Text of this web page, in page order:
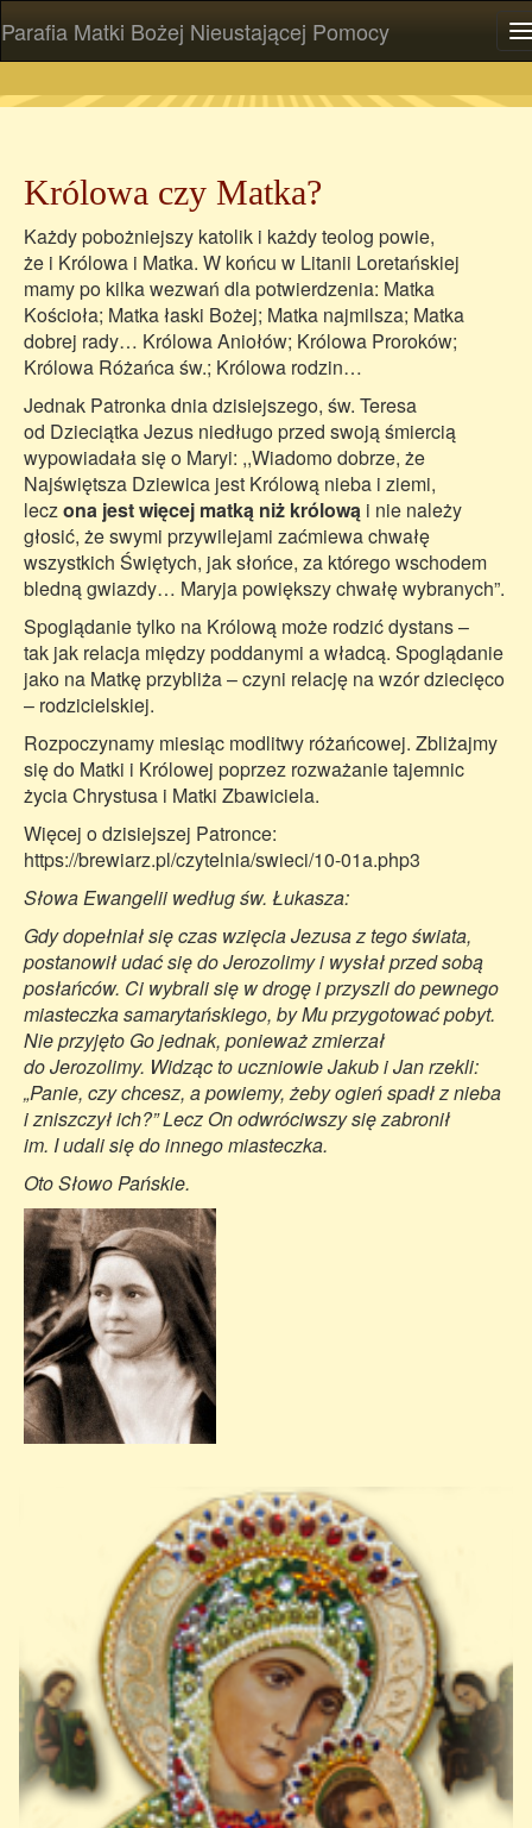
Parafia Matki Bożej Nieustającej Pomocy
Królowa czy Matka?
Każdy pobożniejszy katolik i każdy teolog powie,
że i Królowa i Matka. W końcu w Litanii Loretańskiej
mamy po kilka wezwań dla potwierdzenia: Matka
Kościoła; Matka łaski Bożej; Matka najmilsza; Matka
dobrej rady… Królowa Aniołów; Królowa Proroków;
Królowa Różańca św.; Królowa rodzin…
Jednak Patronka dnia dzisiejszego, św. Teresa
od Dzieciątka Jezus niedługo przed swoją śmiercią
wypowiadała się o Maryi: ,,Wiadomo dobrze, że
Najświętsza Dziewica jest Królową nieba i ziemi,
leczona jest więcej matką niż królową i nie należy
głosić, że swymi przywilejami zaćmiewa chwałę
wszystkich Świętych, jak słońce, za którego wschodem
bledną gwiazdy… Maryja powiększy chwałę wybranych”.
Spoglądanie tylko na Królową może rodzić dystans –
tak jak relacja między poddanymi a władcą. Spoglądanie
jako na Matkę przybliża – czyni relację na wzór dziecięco
– rodzicielskiej.
Rozpoczynamy miesiąc modlitwy różańcowej. Zbliżajmy
się do Matki i Królowej poprzez rozważanie tajemnic
życia Chrystusa i Matki Zbawiciela.
Więcej o dzisiejszej Patronce:
https://brewiarz.pl/czytelnia/swieci/10-01a.php3
Słowa Ewangelii według św. Łukasza:
Gdy dopełniał się czas wzięcia Jezusa z tego świata,
postanowił udać się do Jerozolimy i wysłał przed sobą
posłańców. Ci wybrali się w drogę i przyszli do pewnego
miasteczka samarytańskiego, by Mu przygotować pobyt.
Nie przyjęto Go jednak, ponieważ zmierzał
do Jerozolimy. Widząc to uczniowie Jakub i Jan rzekli:
„Panie, czy chcesz, a powiemy, żeby ogień spadł z nieba
i zniszczył ich?” Lecz On odwróciwszy się zabronił
im. I udali się do innego miasteczka.
Oto Słowo Pańskie.